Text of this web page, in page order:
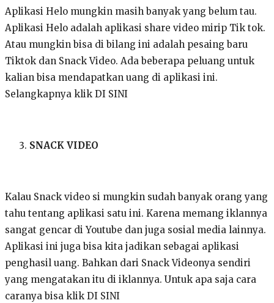
Aplikasi Helo mungkin masih banyak yang belum tau.
Aplikasi Helo adalah aplikasi share video mirip Tik tok.
Atau mungkin bisa di bilang ini adalah pesaing baru
Tiktok dan Snack Video. Ada beberapa peluang untuk
kalian bisa mendapatkan uang di aplikasi ini.
Selangkapnya klik DI SINI
SNACK VIDEO
Kalau Snack video si mungkin sudah banyak orang yang
tahu tentang aplikasi satu ini. Karena memang iklannya
sangat gencar di Youtube dan juga sosial media lainnya.
Aplikasi ini juga bisa kita jadikan sebagai aplikasi
penghasil uang. Bahkan dari Snack Videonya sendiri
yang mengatakan itu di iklannya. Untuk apa saja cara
caranya bisa klik DI SINI